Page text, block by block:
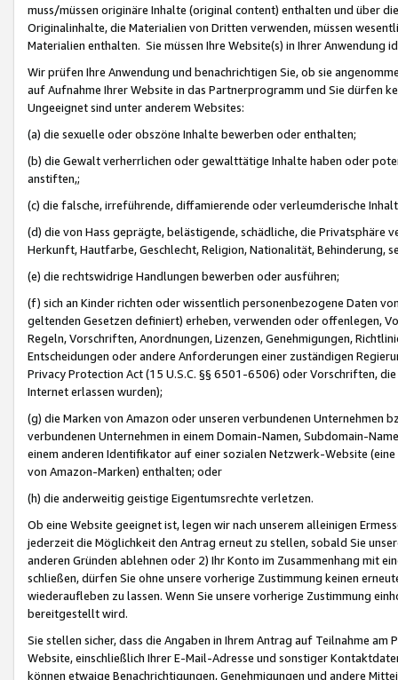
muss/müssen originäre Inhalte (original content) enthalten und über
Originalinhalte, die Materialien von Dritten verwenden, müssen
Materialien enthalten. Sie müssen Ihre Website(s) in Ihrer Anwendung
Wir prüfen Ihre Anwendung und benachrichtigen Sie, ob sie
auf Aufnahme Ihrer Website in das Partnerprogramm und Sie dürfen
Ungeeignet sind unter anderem Websites:
(a) die sexuelle oder obszöne Inhalte bewerben oder enthalten;
(b) die Gewalt verherrlichen oder gewalttätige Inhalte haben oder
anstiften,;
(c) die falsche, irreführende, diffamierende oder verleumderische
(d) die von Hass geprägte, belästigende, schädliche, die Privatsphäre
Herkunft, Hautfarbe, Geschlecht, Religion, Nationalität, Behinderung,
(e) die rechtswidrige Handlungen bewerben oder ausführen;
(f) sich an Kinder richten oder wissentlich personenbezogene Daten
geltenden Gesetzen definiert) erheben, verwenden oder offenlegen,
Regeln, Vorschriften, Anordnungen, Lizenzen, Genehmigungen,
Entscheidungen oder andere Anforderungen einer zuständigen
Privacy Protection Act (15 U.S.C. §§ 6501-6506) oder Vorschriften,
Internet erlassen wurden);
(g) die Marken von Amazon oder unseren verbundenen Unternehmen
verbundenen Unternehmen in einem Domain-Namen, Subdomain-
einem anderen Identifikator auf einer sozialen Netzwerk-Website
von Amazon-Marken) enthalten; oder
(h) die anderweitig geistige Eigentumsrechte verletzen.
Ob eine Website geeignet ist, legen wir nach unserem alleinigen
jederzeit die Möglichkeit den Antrag erneut zu stellen, sobald Sie
anderen Gründen ablehnen oder 2) Ihr Konto im Zusammenhang mit
schließen, dürfen Sie ohne unsere vorherige Zustimmung keinen
wiederaufleben zu lassen. Wenn Sie unsere vorherige Zustimmung
bereitgestellt wird.
Sie stellen sicher, dass die Angaben in Ihrem Antrag auf Teilnahme
Website, einschließlich Ihrer E-Mail-Adresse und sonstiger
können etwaige Benachrichtigungen, Genehmigungen und andere